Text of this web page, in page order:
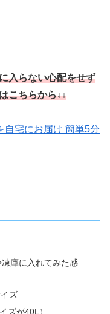
入らない心配をせず
こちらから↓↓
自宅にお届け 簡単5分
庫に入れてみた感
ズ
ズが40L）